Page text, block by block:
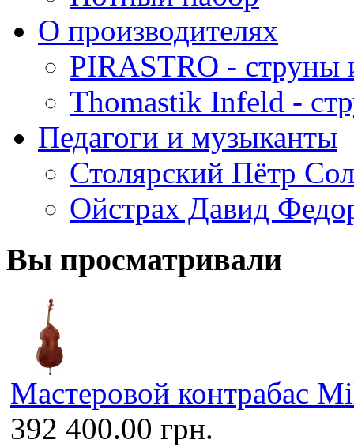
О производителях
PIRASTRO - струны
Thomastik Infeld -
Педагоги и музыканты
Столярский Пётр
Ойстрах Давид
Вы просматривали
Мастеровой контрабас
392 400.00 грн.